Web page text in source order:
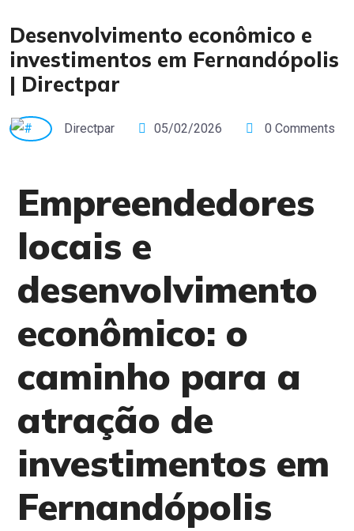
Desenvolvimento econômico e
investimentos em Fernandópolis
| Directpar
Directpar 05/02/2026 0 Comments
Empreendedores
locais e
desenvolvimento
econômico: o
caminho para a
atração de
investimentos em
Fernandópolis